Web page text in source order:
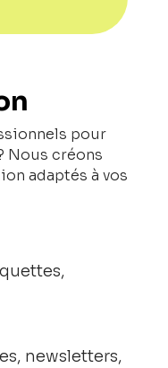
pour
Nous créons
adaptés à vos
newsletters,